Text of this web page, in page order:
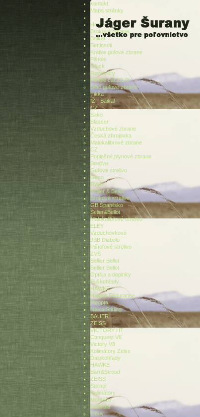
kontakt
Mapa stránky
Home
Brokové zbrane
Baikal
Bettinsoli
Krátke guľové zbrane
Pištole
Glock
Revolvery
Pištole cal.22LR
Dlhé guľové zbrane
Tikka
IŽ - Baikal
CZ
Sako
Blasser
Vzduchové zbrane
Česká zbrojovka
Malokalibrové zbrane
CZ
Poplašné,plynové zbrane
Strelivo
Guľové strelivo
Geco
RWS
Sellier & Bellot
Brokové strelivo
GB Španilsko
Selier&Bellot
Malokalibrové strelivo
ELEY
Vzduchovkové
JSB Diabolo
Pištoľové strelivo
ZVS
Sellier Bellot
Sellier Bellot
Optika a doplnky
Puškohľady
HAWKE
Hawke Endurance
Meopta
Nikko Stirling
BAUER
ZEISS
VICTORY HT
Conquest V6
Victory V8
Kolimátory Zeiss
Ďalekohľady
HAWKE
Barr&Stroud
ZEISS
Steiner
Kolimátory
Montáže
Svietidlá
Obuv